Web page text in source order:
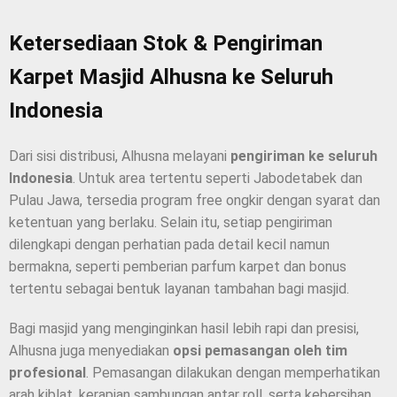
Ketersediaan Stok & Pengiriman
Karpet Masjid Alhusna ke Seluruh
Indonesia
Dari sisi distribusi, Alhusna melayani pengiriman ke seluruh
Indonesia. Untuk area tertentu seperti Jabodetabek dan
Pulau Jawa, tersedia program free ongkir dengan syarat dan
ketentuan yang berlaku. Selain itu, setiap pengiriman
dilengkapi dengan perhatian pada detail kecil namun
bermakna, seperti pemberian parfum karpet dan bonus
tertentu sebagai bentuk layanan tambahan bagi masjid.
Bagi masjid yang menginginkan hasil lebih rapi dan presisi,
Alhusna juga menyediakan opsi pemasangan oleh tim
profesional. Pemasangan dilakukan dengan memperhatikan